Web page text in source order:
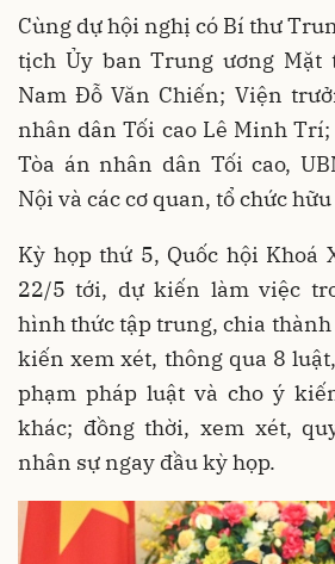
Cùng dự hội nghị có Bí thư
tịch Ủy ban Trung ương Mặt
Nam Đỗ Văn Chiến; Viện
nhân dân Tối cao Lê Minh
Tòa án nhân dân Tối cao,
Nội và các cơ quan, tổ chức
Kỳ họp thứ 5, Quốc hội Khoá
22/5 tới, dự kiến làm việc
hình thức tập trung, chia thành
kiến xem xét, thông qua 8
phạm pháp luật và cho ý
khác; đồng thời, xem xét,
nhân sự ngay đầu kỳ họp.